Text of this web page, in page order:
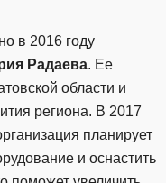
в 2016 году
Радаева. Ее
области и
региона. В 2017
планирует
и оснастить